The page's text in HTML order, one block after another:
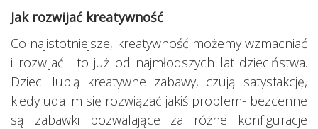
Jak rozwijać kreatywność
Co najistotniejsze, kreatywność możemy wzmacniać
i rozwijać i to już od najmłodszych lat dzieciństwa.
Dzieci lubią kreatywne zabawy, czują satysfakcję,
kiedy uda im się rozwiązać jakiś problem- bezcenne
są zabawki pozwalające za różne konfiguracje